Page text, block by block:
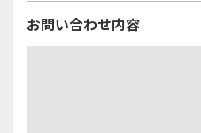
お問い合わせ内容